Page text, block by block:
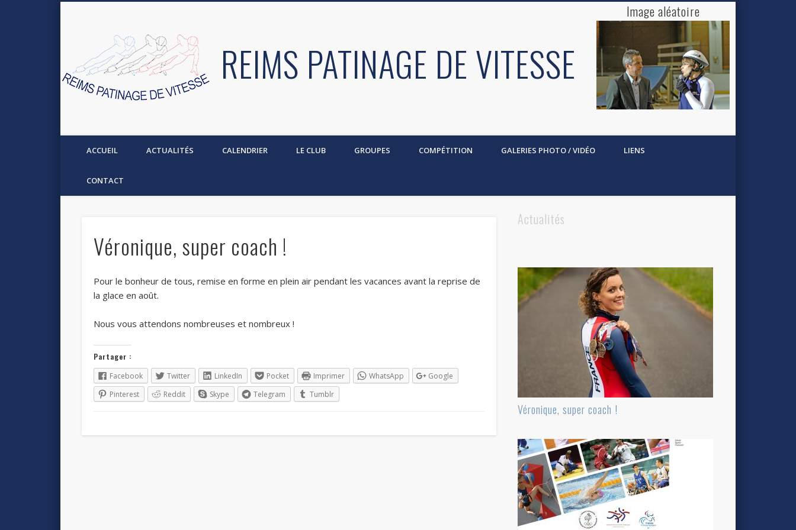
REIMS PATINAGE DE VITESSE
Image aléatoire
ACCUEIL ACTUALITÉS CALENDRIER LE CLUB GROUPES COMPÉTITION GALERIES PHOTO / VIDÉO LIENS
CONTACT
Véronique, super coach !
Pour le bonheur de tous, remise en forme en plein air pendant les vacances avant la reprise de
la glace en août.
Nous vous attendons nombreuses et nombreux !
Partager :
Facebook
Twitter LinkedIn Pocket Imprimer WhatsApp
Google
Pinterest
Reddit Skype Telegram Tumblr
Actualités
Véronique, super coach !